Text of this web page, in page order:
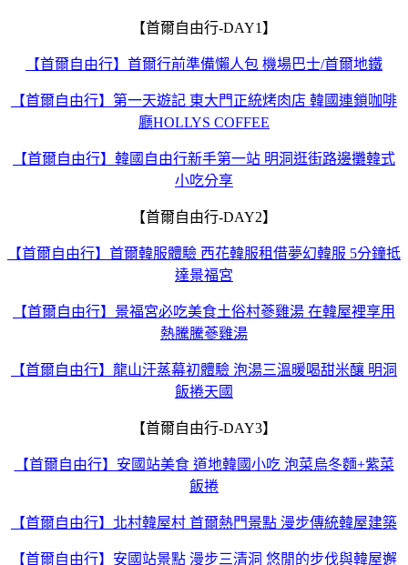
【首爾自由行-DAY1】
【首爾自由行】首爾行前準備懶人包 機場巴士/首爾地鐵
【首爾自由行】第一天遊記 東大門正統烤肉店 韓國連鎖咖啡
廳HOLLYS COFFEE
【首爾自由行】韓國自由行新手第一站 明洞逛街路邊攤韓式
小吃分享
【首爾自由行-DAY2】
【首爾自由行】首爾韓服體驗 西花韓服租借夢幻韓服 5分鐘抵
達景福宮
【首爾自由行】景福宮必吃美食土俗村蔘雞湯 在韓屋裡享用
熱騰騰蔘雞湯
【首爾自由行】龍山汗蒸幕初體驗 泡湯三溫暖喝甜米釀 明洞
飯捲天國
【首爾自由行-DAY3】
【首爾自由行】安國站美食 道地韓國小吃 泡菜烏冬麵+紫菜
飯捲
【首爾自由行】北村韓屋村 首爾熱門景點 漫步傳統韓屋建築
【首爾自由行】安國站景點 漫步三清洞 悠閒的步伐與韓屋邂